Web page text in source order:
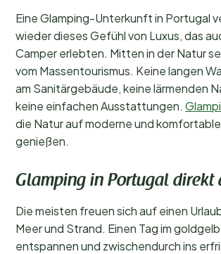
Eine Glamping-Unterkunft in Portugal
wieder dieses Gefühl von Luxus, das
Camper erlebten. Mitten in der Natur
vom Massentourismus. Keine langen
am Sanitärgebäude, keine lärmenden
keine einfachen Ausstattungen.
die Natur auf moderne und
genießen.
Glamping in Portugal direkt
Die meisten freuen sich auf einen
Meer und Strand. Einen Tag im
entspannen und zwischendurch ins